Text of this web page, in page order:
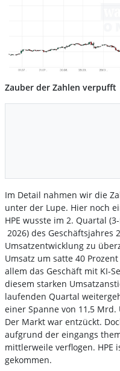
Zauber der Zahlen verpufft
Im Detail nahmen wir die
unter der Lupe. Hier noch
HPE wusste im 2. Quartal
2026) des Geschäftsjahres
Umsatzentwicklung zu
Umsatz um satte 40
allem das Geschäft mit KI-
diesem starken
laufenden Quartal
einer Spanne von 11,5 Mrd.
Der Markt war entzückt.
aufgrund der eingangs
mittlerweile verflogen. HPE
gekommen.